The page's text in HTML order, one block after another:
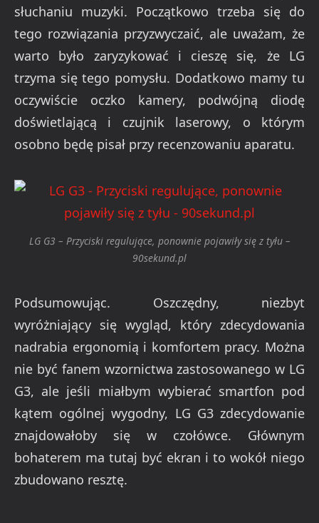
słuchaniu muzyki. Początkowo trzeba się do
tego rozwiązania przyzwyczaić, ale uważam, że
warto było zaryzykować i cieszę się, że LG
trzyma się tego pomysłu. Dodatkowo mamy tu
oczywiście oczko kamery, podwójną diodę
doświetlającą i czujnik laserowy, o którym
osobno będę pisał przy recenzowaniu aparatu.
LG G3 – Przyciski regulujące, ponownie pojawiły się z tyłu –
90sekund.pl
Podsumowując. Oszczędny, niezbyt
wyróżniający się wygląd, który zdecydowania
nadrabia ergonomią i komfortem pracy. Można
nie być fanem wzornictwa zastosowanego w LG
G3, ale jeśli miałbym wybierać smartfon pod
kątem ogólnej wygodny, LG G3 zdecydowanie
znajdowałoby się w czołówce. Głównym
bohaterem ma tutaj być ekran i to wokół niego
zbudowano resztę.